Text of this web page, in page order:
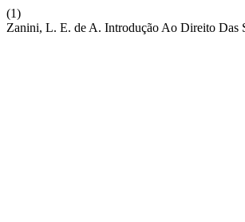
(1)
Zanini, L. E. de A. Introdução Ao Direito Das